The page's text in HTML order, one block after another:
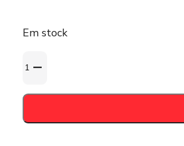
Em stock
de
Molen
-